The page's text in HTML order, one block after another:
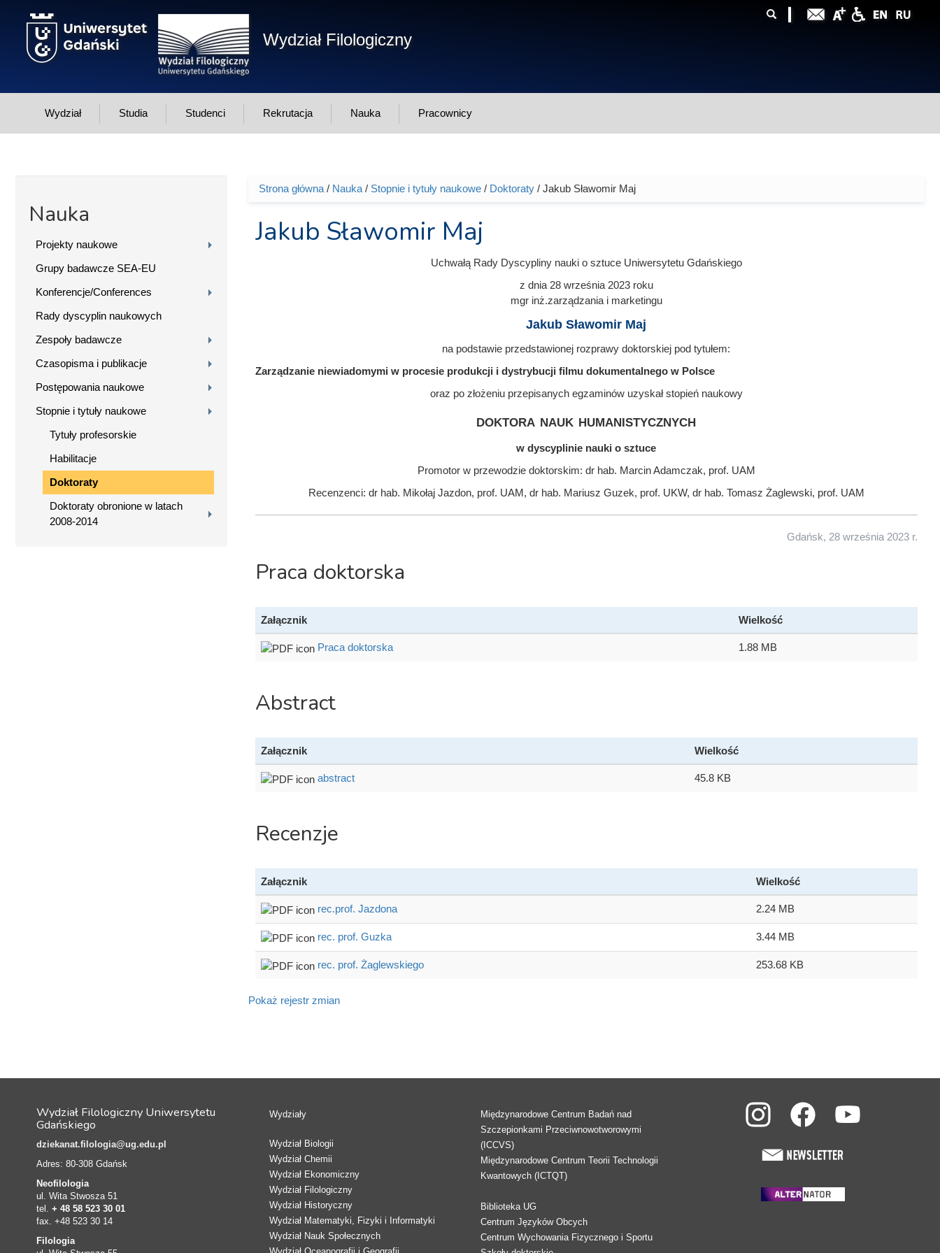
Wydział Filologiczny
Wydział Studia Studenci Rekrutacja Nauka Pracownicy
Nauka
Projekty naukowe
Grupy badawcze SEA-EU
Konferencje/Conferences
Rady dyscyplin naukowych
Zespoły badawcze
Czasopisma i publikacje
Postępowania naukowe
Stopnie i tytuły naukowe
Tytuły profesorskie
Habilitacje
Doktoraty
Doktoraty obronione w latach
2008-2014
Jesteś tutaj
Strona główna/ Nauka/ Stopnie i tytuły naukowe/ Doktoraty/ Jakub Sławomir Maj
Jakub Sławomir Maj
Uchwałą Rady Dyscypliny nauki o sztuce Uniwersytetu Gdańskiego
z dnia 28 września 2023roku
mgr inż.zarządzania i marketingu
Jakub Sławomir Maj
na podstawie przedstawionej rozprawy doktorskiej pod tytułem:
Zarządzanie niewiadomymi w procesie produkcji i dystrybucji filmu dokumentalnego w Polsce
oraz po złożeniu przepisanych egzaminów uzyskał stopień naukowy
doktora nauk humanistycznych
w dyscyplinie nauki o sztuce
Promotor w przewodzie doktorskim: dr hab. Marcin Adamczak, prof. UAM
Recenzenci: dr hab. Mikołaj Jazdon, prof. UAM, dr hab. Mariusz Guzek, prof. UKW, dr hab. Tomasz Żaglewski, prof. UAM
Gdańsk, 28 września 2023 r.
Praca doktorska
Załącznik Wielkość
Praca doktorska 1.88 MB
Abstract
Załącznik Wielkość
abstract 45.8 KB
Recenzje
Załącznik Wielkość
rec.prof. Jazdona 2.24 MB
rec. prof. Guzka 3.44 MB
rec. prof. Żaglewskiego 253.68 KB
Pokaż rejestr zmian
Wydział Filologiczny Uniwersytetu
Gdańskiego
dziekanat.filologia@ug.edu.pl
Adres: 80-308 Gdańsk
Neofilologia
ul. Wita Stwosza 51
tel. + 48 58 523 30 01
fax. +48 523 30 14
Filologia
Wydziały
Wydział Biologii
Wydział Chemii
Wydział Ekonomiczny
Wydział Filologiczny
Wydział Historyczny
Wydział Matematyki, Fizyki i Informatyki
Wydział Nauk Społecznych
Międzynarodowe Centrum Badań nad
Szczepionkami Przeciwnowotworowymi
(ICCVS)
Międzynarodowe Centrum Teorii Technologii
Kwantowych (ICTQT)
Biblioteka UG
Centrum Języków Obcych
Centrum Wychowania Fizycznego i Sportu